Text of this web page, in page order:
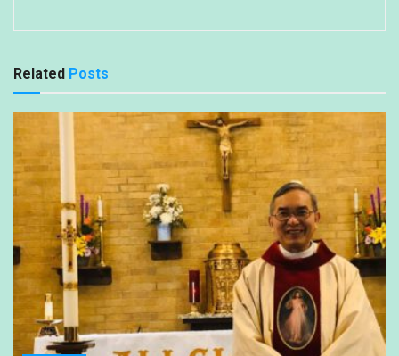
Related Posts